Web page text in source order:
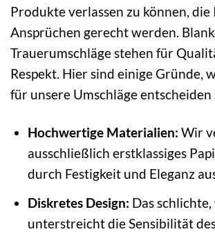
Produkte verlassen zu können, die
Ansprüchen gerecht werden.
Trauerumschläge stehen für
Respekt. Hier sind einige Gründe,
für unsere Umschläge
Hochwertige Materialien: Wir
ausschließlich erstklassiges
durch Festigkeit und Eleganz
Diskretes Design: Das
unterstreicht die Sensibilität